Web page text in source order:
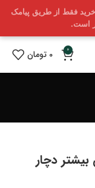
فقط از طریق پیامک
0
0 تومان
دچار